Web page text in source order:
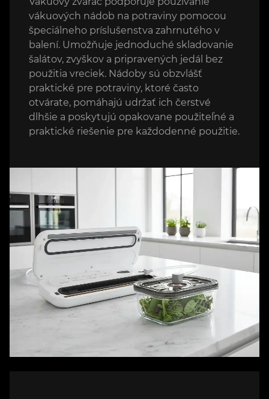
vákuových nádob na potraviny pomocou
špeciálneho príslušenstva zahrnutého v
balení. Umožňuje jednoduché skladovanie
šalátov, zvyškov a pripravených jedál bez
použitia vreciek. Nádoby sú obzvlášť
praktické pre potraviny, ktoré často
otvárate, pomáhajú udržať ich čerstvé
dlhšie a poskytujú opakovane použiteľné a
praktické riešenie pre každodenné použitie.